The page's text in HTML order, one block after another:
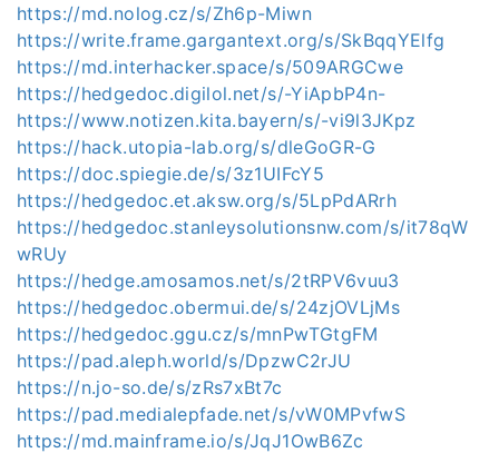
https://md.nolog.cz/s/Zh6p-Miwn
https://write.frame.gargantext.org/s/SkBqqYElfg
https://md.interhacker.space/s/509ARGCwe
https://hedgedoc.digilol.net/s/-YiApbP4n-
https://www.notizen.kita.bayern/s/-vi9l3JKpz
https://hack.utopia-lab.org/s/dleGoGR-G
https://doc.spiegie.de/s/3z1UIFcY5
https://hedgedoc.et.aksw.org/s/5LpPdARrh
https://hedgedoc.stanleysolutionsnw.com/s/it78qW
wRUy
https://hedge.amosamos.net/s/2tRPV6vuu3
https://hedgedoc.obermui.de/s/24zjOVLjMs
https://hedgedoc.ggu.cz/s/mnPwTGtgFM
https://pad.aleph.world/s/DpzwC2rJU
https://n.jo-so.de/s/zRs7xBt7c
https://pad.medialepfade.net/s/vW0MPvfwS
https://md.mainframe.io/s/JqJ1OwB6Zc